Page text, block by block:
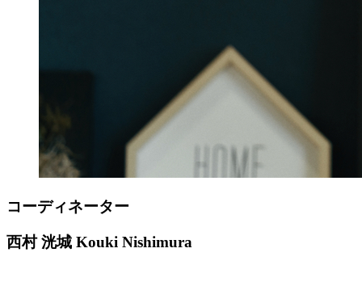
コーディネーター
西村 洸城 Kouki Nishimura